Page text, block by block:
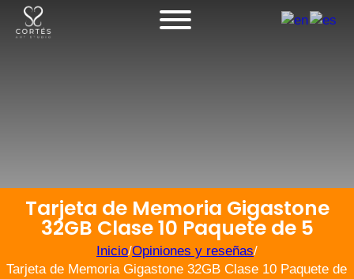
Tarjeta de Memoria Gigastone
32GB Clase 10 Paquete de 5
Inicio/Opiniones y reseñas/
Tarjeta de Memoria Gigastone 32GB Clase 10 Paquete de